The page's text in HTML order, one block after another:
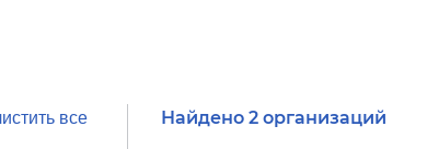
Найдено 2 организаций